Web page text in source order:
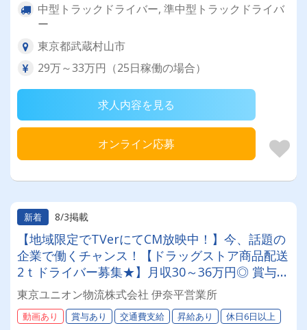
中型トラックドライバー, 準中型トラックドライバ
ー
東京都武蔵村山市
29万～33万円（25日稼働の場合）
求人内容を見る
オンライン応募
新着 8/3掲載
【地域限定でTVerにてCM放映中！】今、話題の
企業で働くチャンス！【ドラッグストア商品配送
2ｔドライバー募集★】月収30～36万円◎ 賞与年
2回／昇給有／福利厚生充実／仕事量安定／未経
験歓迎◎【年間休日113日以上】連休もあり◎プ
ライベート充実可◎ 「安心・安全」で働く。東
東京ユニオン物流株式会社 伊奈平営業所
動画あり 賞与あり 交通費支給 昇給あり 休日6日以上